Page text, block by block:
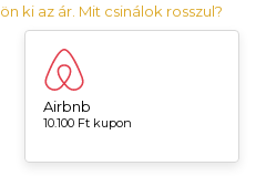
ki az ár. Mit csinálok rosszul?
Airbnb
10.100 Ft kupon